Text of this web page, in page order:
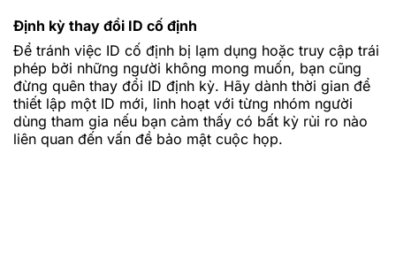
Định kỳ thay đổi ID cố định
Để tránh việc ID cố định bị lạm dụng hoặc truy cập trái
phép bởi những người không mong muốn, bạn cũng
đừng quên thay đổi ID định kỳ. Hãy dành thời gian để
thiết lập một ID mới, linh hoạt với từng nhóm người
dùng tham gia nếu bạn cảm thấy có bất kỳ rủi ro nào
liên quan đến vấn đề bảo mật cuộc họp.